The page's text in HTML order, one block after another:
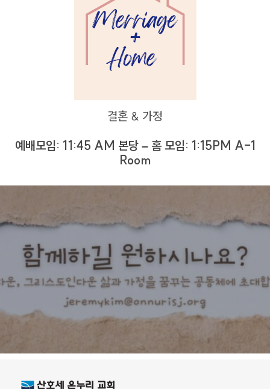
결혼 & 가정
예배모임: 11:45 AM 본당 – 홈 모임: 1:15PM A-1
Room